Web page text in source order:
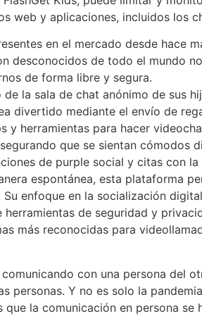
web y aplicaciones, incluidos los
en el mercado desde hace
desconocidos de todo el mundo
de forma libre y segura.
la sala de chat anónimo de sus
divertido mediante el envío de
y herramientas para hacer
que se sientan cómodos
de purple social y citas con
espontánea, esta plataforma
enfoque en la socialización
de seguridad y
más reconocidas para
con una persona del
personas. Y no es solo la
la comunicación en persona se